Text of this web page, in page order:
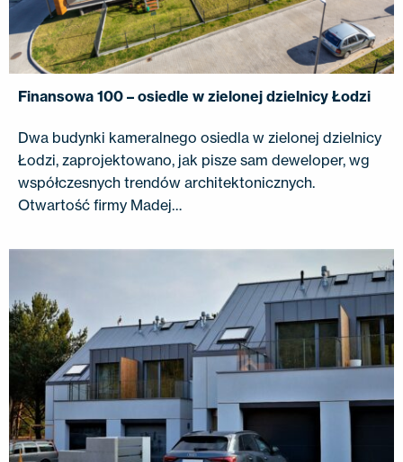
Finansowa 100 – osiedle w zielonej dzielnicy Łodzi
Dwa budynki kameralnego osiedla w zielonej dzielnicy
Łodzi, zaprojektowano, jak pisze sam deweloper, wg
współczesnych trendów architektonicznych.
Otwartość firmy Madej…